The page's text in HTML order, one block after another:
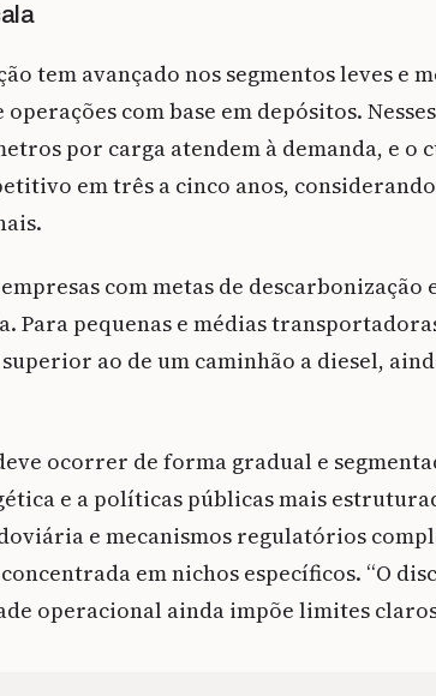
tem avançado nos segmentos leves e
com base em depósitos.
por carga atendem à demanda, e o
em três a cinco anos,
com metas de descarbonização
pequenas e médias
ao de um caminhão a diesel,
ocorrer de forma gradual e
e a políticas públicas mais
e mecanismos regulatórios
em nichos específicos. “O
operacional ainda impõe limites